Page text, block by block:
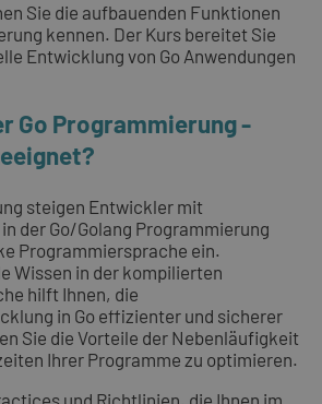
Sie die aufbauenden Funktionen
kennen. Der Kurs bereitet Sie
Entwicklung von Go Anwendungen
Go Programmierung -
steigen Entwickler mit
der Go/Golang Programmierung
Programmiersprache ein.
Wissen in der kompilierten
hilft Ihnen, die
in Go effizienter und sicherer
Sie die Vorteile der Nebenläufigkeit
Ihrer Programme zu optimieren.